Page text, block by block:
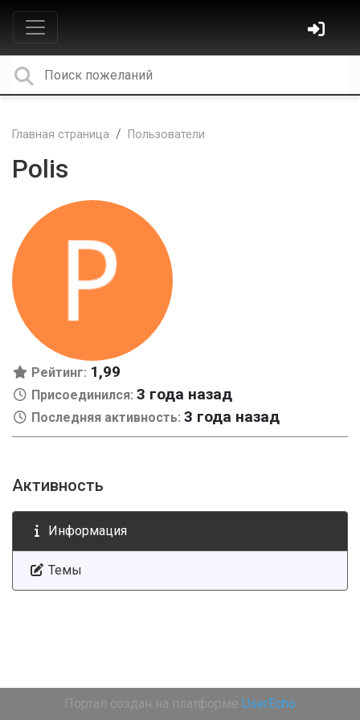
Главная страница Пользователи
Polis
Рейтинг: 1,99
Присоединился: 3 года назад
Последняя активность: 3 года назад
Активность
Информация
Темы
Портал создан на платформе UserEcho